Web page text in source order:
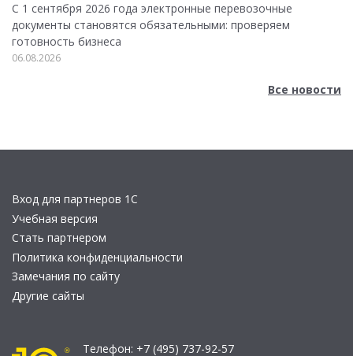
С 1 сентября 2026 года электронные перевозочные
документы становятся обязательными: проверяем
готовность бизнеса
06.08.2026
Все новости
Вход для партнеров 1С
Учебная версия
Стать партнером
Политика конфиденциальности
Замечания по сайту
Другие сайты
Телефон: +7 (495) 737-92-57